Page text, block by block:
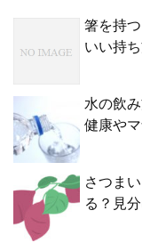
箸を持
いい持
水の飲
健康や
さつま
る？見